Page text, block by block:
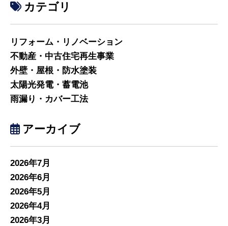
カテゴリ
リフォーム・リノベーション
不動産・中古住宅再生事業
外壁・屋根・防水塗装
太陽光発電・蓄電池
雨漏り・カバー工法
アーカイブ
2026年7月
2026年6月
2026年5月
2026年4月
2026年3月